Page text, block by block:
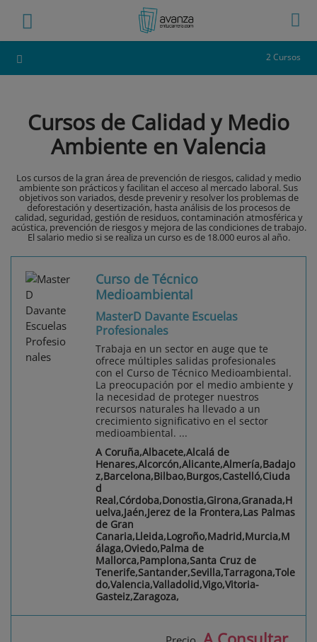
2 Cursos
Cursos de Calidad y Medio
Ambiente en Valencia
Los cursos de la gran área de prevención de riesgos, calidad y medio
ambiente son prácticos y facilitan el acceso al mercado laboral. Sus
objetivos son variados, desde prevenir y resolver los problemas de
deforestación y desertización, hasta análisis de los procesos de
calidad, seguridad, gestión de residuos, contaminación atmosférica y
acústica, prevención de riesgos y mejora de las condiciones de trabajo.
El salario medio si se realiza un curso es de 18.000 euros al año.
Curso de Técnico
Medioambiental
MasterD Davante Escuelas
Profesionales
Trabaja en un sector en auge que te
ofrece múltiples salidas profesionales
con el Curso de Técnico Medioambiental.
La preocupación por el medio ambiente y
la necesidad de proteger nuestros
recursos naturales ha llevado a un
crecimiento significativo en el sector
medioambiental. ...
A Coruña,Albacete,Alcalá de
Henares,Alcorcón,Alicante,Almería,Badajo
z,Barcelona,Bilbao,Burgos,Castelló,Ciuda
d
Real,Córdoba,Donostia,Girona,Granada,H
uelva,Jaén,Jerez de la Frontera,Las Palmas
de Gran
Canaria,Lleida,Logroño,Madrid,Murcia,M
álaga,Oviedo,Palma de
Mallorca,Pamplona,Santa Cruz de
Tenerife,Santander,Sevilla,Tarragona,Tole
do,Valencia,Valladolid,Vigo,Vitoria-
Gasteiz,Zaragoza,